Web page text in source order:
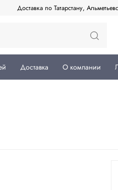
Доставка по Татарстану,
Доставка О компании